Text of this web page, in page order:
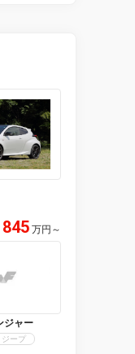
845 万円 ～
ジャー
ープ